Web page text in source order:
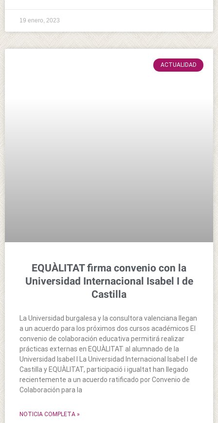
19 enero, 2023
ACTUALIDAD
EQUÀLITAT firma convenio con la
Universidad Internacional Isabel I de
Castilla
La Universidad burgalesa y la consultora valenciana llegan
a un acuerdo para los próximos dos cursos académicos El
convenio de colaboración educativa permitirá realizar
prácticas externas en EQUÀLITAT al alumnado de la
Universidad Isabel I La Universidad Internacional Isabel I de
Castilla y EQUÀLITAT, participació i igualtat han llegado
recientemente a un acuerdo ratificado por Convenio de
Colaboración para la
NOTICIA COMPLETA »